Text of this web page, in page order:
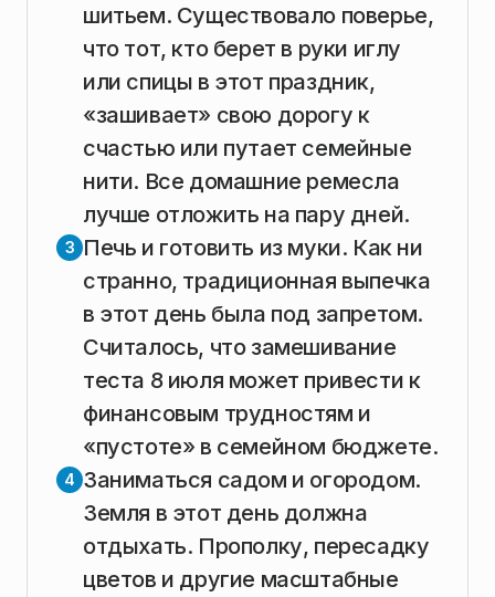
шитьем. Существовало поверье,
что тот, кто берет в руки иглу
или спицы в этот праздник,
«зашивает» свою дорогу к
счастью или путает семейные
нити. Все домашние ремесла
лучше отложить на пару дней.
Печь и готовить из муки. Как ни
странно, традиционная выпечка
в этот день была под запретом.
Считалось, что замешивание
теста 8 июля может привести к
финансовым трудностям и
«пустоте» в семейном бюджете.
Заниматься садом и огородом.
Земля в этот день должна
отдыхать. Прополку, пересадку
цветов и другие масштабные